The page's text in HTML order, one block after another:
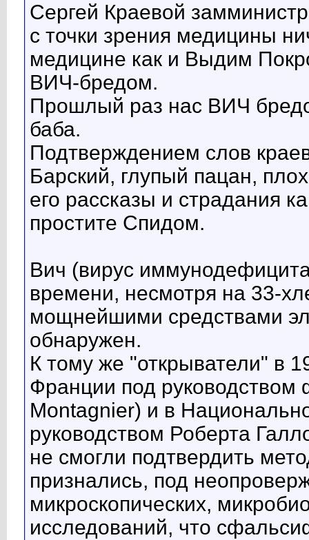
Сергей Краевой
с точки зрения медицины
медицине как и Выдим
ВИЧ-бредом.
Прошлый раз нас ВИЧ
баба.
Подтверждением слов
Барский, глупый пацан,
его рассказы и страдания
простите Спидом.
Вич (вирус
времени, несмотря на 33-
мощнейшими средствами
обнаружен.
К тому же "открыватели" в
Франции под
Montagnier) и в
руководством Роберта
не смогли подтвердить
признались, под
микроскопических,
исследований, что